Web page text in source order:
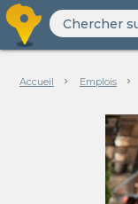
Accueil Emplois